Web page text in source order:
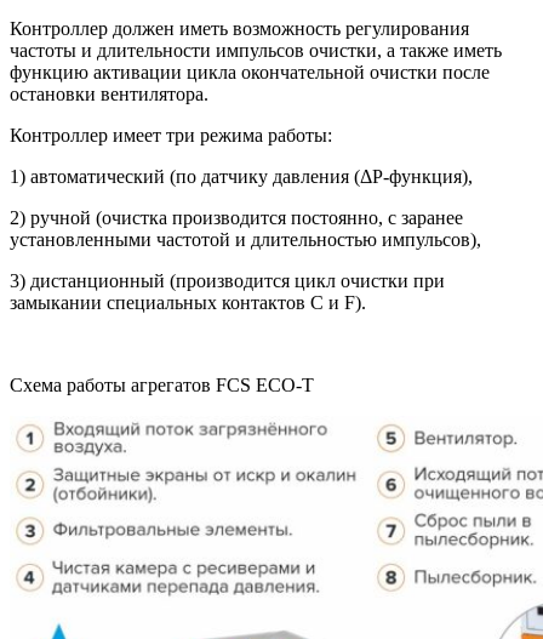
Контроллер должен иметь возможность регулирования
частоты и длительности импульсов очистки, а также иметь
функцию активации цикла окончательной очистки после
остановки вентилятора.
Контроллер имеет три режима работы:
1) автоматический (по датчику давления (ΔР-функция),
2) ручной (очистка производится постоянно, с заранее
установленными частотой и длительностью импульсов),
3) дистанционный (производится цикл очистки при
замыкании специальных контактов C и F).
Схема работы агрегатов FCS ECO-T